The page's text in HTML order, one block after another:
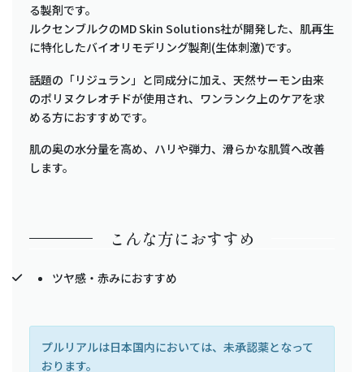
る製剤です。
ルクセンブルクのMD Skin Solutions社が開発した、肌再生
に特化したバイオリモデリング製剤(生体刺激)です。
話題の「リジュラン」と同成分に加え、天然サーモン由来
のポリヌクレオチドが使用され、ワンランク上のケアを求
める方におすすめです。
肌の奥の水分量を高め、ハリや弾力、滑らかな肌質へ改善
します。
こんな方におすすめ
ツヤ感・赤みにおすすめ
プルリアルは日本国内においては、未承認薬となって
おります。